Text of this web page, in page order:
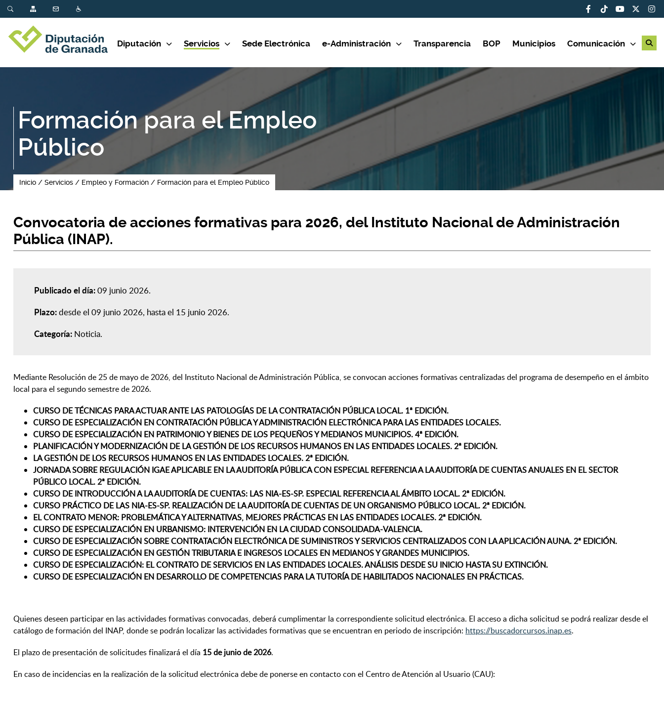
Diputación Servicios Sede Electrónica e-Administración Transparencia BOP Municipios Comunicación
Formación para el Empleo
Público
Inicio Servicios Empleo y Formación Formación para el Empleo Público
Convocatoria de acciones formativas para 2026, del Instituto Nacional de Administración
Pública (INAP).
Publicado el día:09 junio 2026
Plazo:desde el 09 junio 2026, hasta el 15 junio 2026
Categoría: Noticia
Mediante Resolución de 25 de mayo de 2026, del Instituto Nacional de Administración Pública, se convocan acciones formativas centralizadas del programa de desempeño en el ámbito
local para el segundo semestre de 2026.
CURSO DE TÉCNICAS PARA ACTUAR ANTE LAS PATOLOGÍAS DE LA CONTRATACIÓN PÚBLICA LOCAL. 1ª EDICIÓN.
CURSO DE ESPECIALIZACIÓN EN CONTRATACIÓN PÚBLICA Y ADMINISTRACIÓN ELECTRÓNICA PARA LAS ENTIDADES LOCALES.
CURSO DE ESPECIALIZACIÓN EN PATRIMONIO Y BIENES DE LOS PEQUEÑOS Y MEDIANOS MUNICIPIOS. 4ª EDICIÓN.
PLANIFICACIÓN Y MODERNIZACIÓN DE LA GESTIÓN DE LOS RECURSOS HUMANOS EN LAS ENTIDADES LOCALES. 2ª EDICIÓN.
LA GESTIÓN DE LOS RECURSOS HUMANOS EN LAS ENTIDADES LOCALES. 2ª EDICIÓN.
JORNADA SOBRE REGULACIÓN IGAE APLICABLE EN LA AUDITORÍA PÚBLICA CON ESPECIAL REFERENCIA A LA AUDITORÍA DE CUENTAS ANUALES EN EL SECTOR
PÚBLICO LOCAL. 2ª EDICIÓN.
CURSO DE INTRODUCCIÓN A LA AUDITORÍA DE CUENTAS: LAS NIA-ES-SP. ESPECIAL REFERENCIA AL ÁMBITO LOCAL. 2ª EDICIÓN.
CURSO PRÁCTICO DE LAS NIA-ES-SP. REALIZACIÓN DE LA AUDITORÍA DE CUENTAS DE UN ORGANISMO PÚBLICO LOCAL. 2ª EDICIÓN.
EL CONTRATO MENOR: PROBLEMÁTICA Y ALTERNATIVAS, MEJORES PRÁCTICAS EN LAS ENTIDADES LOCALES. 2ª EDICIÓN.
CURSO DE ESPECIALIZACIÓN EN URBANISMO: INTERVENCIÓN EN LA CIUDAD CONSOLIDADA-VALENCIA.
CURSO DE ESPECIALIZACIÓN SOBRE CONTRATACIÓN ELECTRÓNICA DE SUMINISTROS Y SERVICIOS CENTRALIZADOS CON LA APLICACIÓN AUNA. 2ª EDICIÓN.
CURSO DE ESPECIALIZACIÓN EN GESTIÓN TRIBUTARIA E INGRESOS LOCALES EN MEDIANOS Y GRANDES MUNICIPIOS.
CURSO DE ESPECIALIZACIÓN: EL CONTRATO DE SERVICIOS EN LAS ENTIDADES LOCALES. ANÁLISIS DESDE SU INICIO HASTA SU EXTINCIÓN.
CURSO DE ESPECIALIZACIÓN EN DESARROLLO DE COMPETENCIAS PARA LA TUTORÍA DE HABILITADOS NACIONALES EN PRÁCTICAS.
Quienes deseen participar en las actividades formativas convocadas, deberá cumplimentar la correspondiente solicitud electrónica. El acceso a dicha solicitud se podrá realizar desde el
catálogo de formación del INAP, donde se podrán localizar las actividades formativas que se encuentran en periodo de inscripción: https://buscadorcursos.inap.es.
El plazo de presentación de solicitudes finalizará el día 15 de junio de 2026.
En caso de incidencias en la realización de la solicitud electrónica debe de ponerse en contacto con el Centro de Atención al Usuario (CAU):